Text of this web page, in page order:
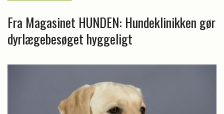
Fra Magasinet HUNDEN: Hundeklinikken gør
dyrlægebesøget hyggeligt